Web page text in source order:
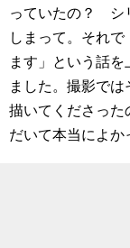
っていたの？ シ
しまって。それ
ます」という話
ました。撮影で
描いてくださっ
だいて本当によか